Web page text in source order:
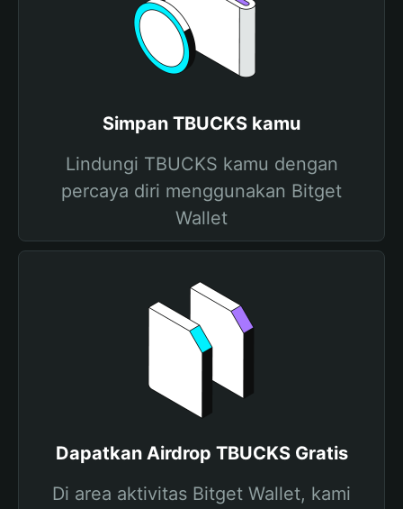
Simpan TBUCKS kamu
Lindungi TBUCKS kamu dengan
percaya diri menggunakan Bitget
Wallet
Dapatkan Airdrop TBUCKS Gratis
Di area aktivitas Bitget Wallet, kami